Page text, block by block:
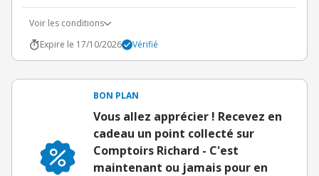
Voir les conditions
Expire le 17/10/2026
Vérifié
BON PLAN
Vous allez apprécier ! Recevez en
cadeau un point collecté sur
Comptoirs Richard - C'est
maintenant ou jamais pour en